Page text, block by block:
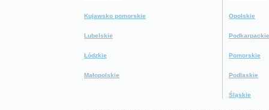
Kujawsko pomorskie
Lubelskie
Łódzkie
Małopolskie
Opolskie
Podkarpackie
Pomorskie
Podlaskie
Śląskie